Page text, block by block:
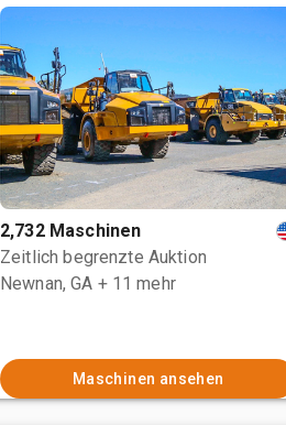
2,732 Maschinen
Zeitlich begrenzte Auktion
Newnan, GA + 11 mehr
Maschinen ansehen